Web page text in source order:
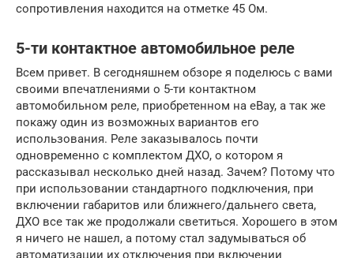
сопротивления находится на отметке 45 Ом.
5-ти контактное автомобильное реле
Всем привет. В сегодняшнем обзоре я поделюсь с вами
своими впечатлениями о 5-ти контактном
автомобильном реле, приобретенном на eBay, а так же
покажу один из возможных вариантов его
использования. Реле заказывалось почти
одновременно с комплектом ДХО, о котором я
рассказывал несколько дней назад. Зачем? Потому что
при использовании стандартного подключения, при
включении габаритов или ближнего/дальнего света,
ДХО все так же продолжали светиться. Хорошего в этом
я ничего не нашел, а потому стал задумываться об
автоматизации их отключения при включении